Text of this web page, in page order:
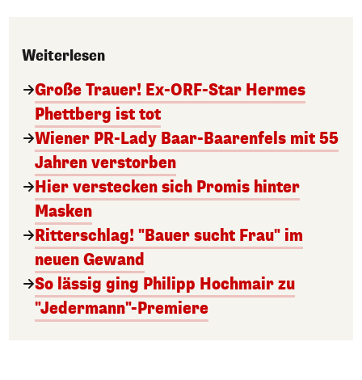
Weiterlesen
Große Trauer! Ex-ORF-Star Hermes
Phettberg ist tot
Wiener PR-Lady Baar-Baarenfels mit 55
Jahren verstorben
Hier verstecken sich Promis hinter
Masken
Ritterschlag! "Bauer sucht Frau" im
neuen Gewand
So lässig ging Philipp Hochmair zu
"Jedermann"-Premiere